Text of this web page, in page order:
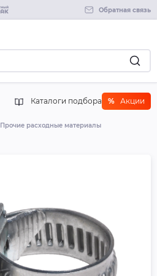
Обратная связь
Каталоги подбора % Акции
Прочие расходные материалы